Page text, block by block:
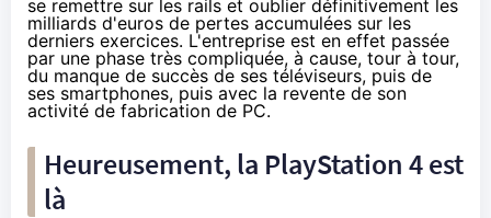
se remettre sur les rails et oublier définitivement les
milliards d'euros de pertes accumulées sur les
derniers exercices. L'entreprise est en effet passée
par une phase très compliquée, à cause, tour à tour,
du manque de succès de ses téléviseurs, puis de
ses smartphones, puis avec la revente de son
activité de fabrication de PC.
Heureusement, la PlayStation 4est
là